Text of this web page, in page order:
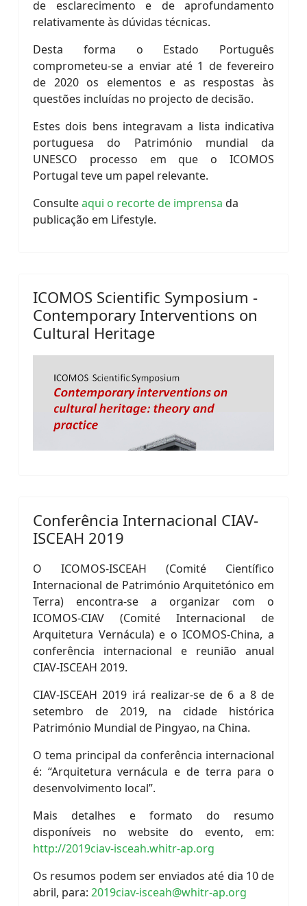
de esclarecimento e de aprofundamento
relativamente às dúvidas técnicas.
Desta forma o Estado Português
comprometeu-se a enviar até 1 de fevereiro
de 2020 os elementos e as respostas às
questões incluídas no projecto de decisão.
Estes dois bens integravam a lista indicativa
portuguesa do Património mundial da
UNESCO processo em que o ICOMOS
Portugal teve um papel relevante.
Consulteaqui o recorte de imprensa da
publicação em Lifestyle.
ICOMOS Scientific Symposium -
Contemporary Interventions on
Cultural Heritage
Conferência Internacional CIAV-
ISCEAH 2019
O ICOMOS-ISCEAH (Comité Científico
Internacional de Património Arquitetónico em
Terra) encontra-se a organizar com o
ICOMOS-CIAV (Comité Internacional de
Arquitetura Vernácula) e o ICOMOS-China, a
conferência internacional e reunião anual
CIAV-ISCEAH 2019.
CIAV-ISCEAH 2019 irá realizar-se de 6 a 8 de
setembro de 2019, na cidade histórica
Património Mundial de Pingyao, na China.
O tema principal da conferência internacional
é: “Arquitetura vernácula e de terra para o
desenvolvimento local”.
Mais detalhes e formato do resumo
disponíveis no website do evento, em:
http://2019ciav-isceah.whitr-ap.org
Os resumos podem ser enviados até dia 10 de
abril, para: 2019ciav-isceah@whitr-ap.org